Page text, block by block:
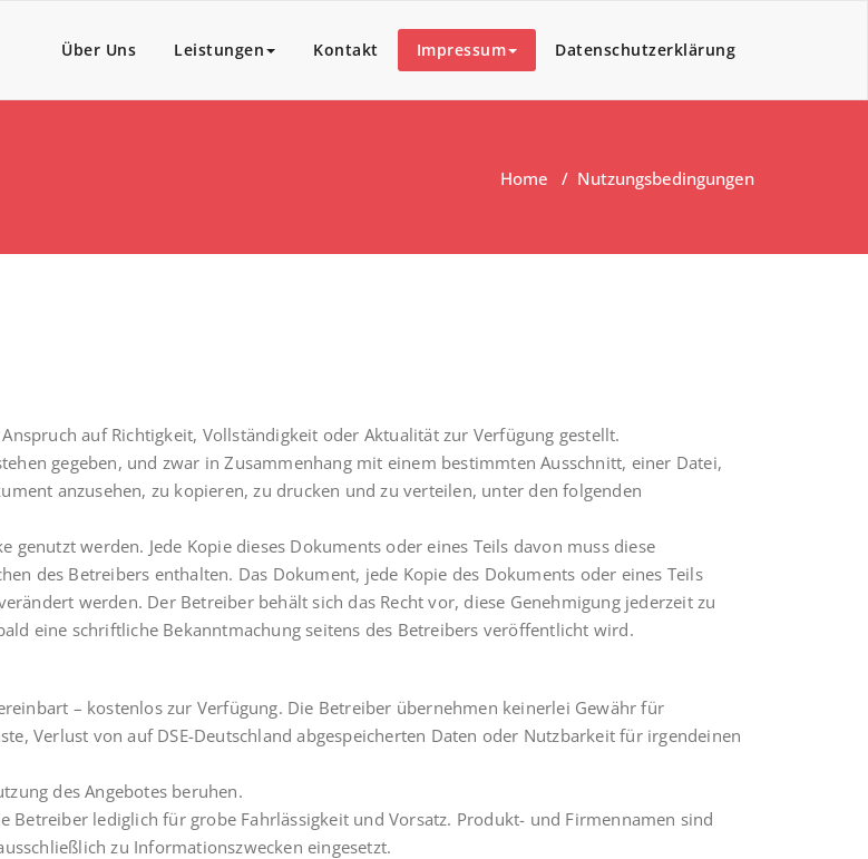
Über Uns Leistungen Kontakt Impressum Datenschutzerklärung
Home / Nutzungsbedingungen
auf Richtigkeit, Vollständigkeit oder Aktualität zur Verfügung gestellt.
gegeben, und zwar in Zusammenhang mit einem bestimmten Ausschnitt, einer Datei,
anzusehen, zu kopieren, zu drucken und zu verteilen, unter den folgenden
werden. Jede Kopie dieses Dokuments oder eines Teils davon muss diese
des Betreibers enthalten. Das Dokument, jede Kopie des Dokuments oder eines Teils
werden. Der Betreiber behält sich das Recht vor, diese Genehmigung jederzeit zu
eine schriftliche Bekanntmachung seitens des Betreibers veröffentlicht wird.
– kostenlos zur Verfügung. Die Betreiber übernehmen keinerlei Gewähr für
Verlust von auf DSE-Deutschland abgespeicherten Daten oder Nutzbarkeit für irgendeinen
des Angebotes beruhen.
lediglich für grobe Fahrlässigkeit und Vorsatz. Produkt- und Firmennamen sind
zu Informationszwecken eingesetzt.